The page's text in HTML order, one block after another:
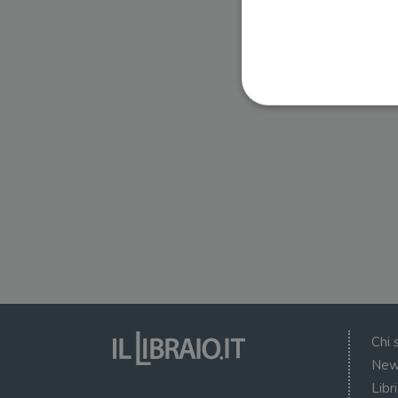
Chi
I cookie strettamente
wordpress_sec_[hash]
CookieScriptConsent